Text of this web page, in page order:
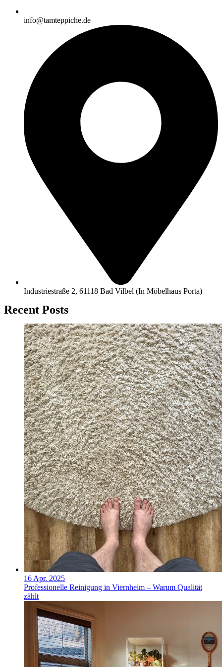
info@tamteppiche.de
Industriestraße 2, 61118 Bad Vilbel (In Möbelhaus Porta)
Recent Posts
16 Apr. 2025
Professionelle Reinigung in Viernheim – Warum Qualität
zählt